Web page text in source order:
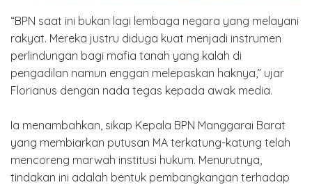
“BPN saat ini bukan lagi lembaga negara yang melayani
rakyat. Mereka justru diduga kuat menjadi instrumen
perlindungan bagi mafia tanah yang kalah di
pengadilan namun enggan melepaskan haknya,” ujar
Florianus dengan nada tegas kepada awak media.
Ia menambahkan, sikap Kepala BPN Manggarai Barat
yang membiarkan putusan MA terkatung-katung telah
mencoreng marwah institusi hukum. Menurutnya,
tindakan ini adalah bentuk pembangkangan terhadap